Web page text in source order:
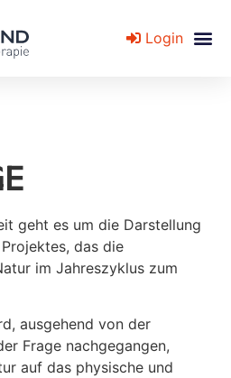
Login
geht es um die Darstellung
das die
im Jahreszyklus zum
ausgehend von der
Frage nachgegangen,
auf das physische und